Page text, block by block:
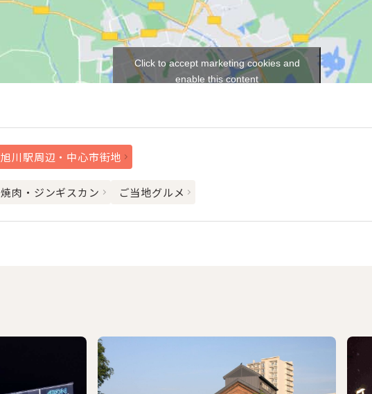
Click to accept marketing cookies and
enable this content
旭川駅周辺・中心市街地
焼肉・ジンギスカン ご当地グルメ